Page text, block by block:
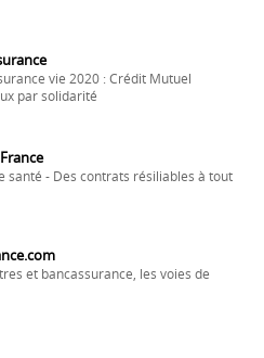
vie 2020 : Crédit Mutuel
par solidarité
santé - Des contrats résiliables à tout
et bancassurance, les voies de